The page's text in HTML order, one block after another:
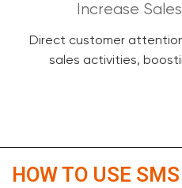
Increase
Direct customer
sales activities,
HOW TO USE